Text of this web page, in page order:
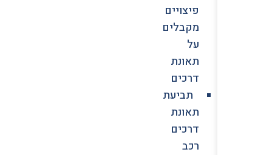
פיצויים
מקבלים
על
תאונת
דרכים
תביעת
תאונת
דרכים
רכב